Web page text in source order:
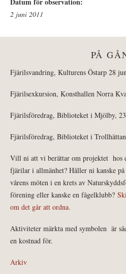
2 juni 2011
PÅ
Fjärilsvandring, Kulturens Östarp 28
Fjärilsexkursion, Konsthallen Norra
Fjärilsföredrag, Biblioteket i Mjölby, 23
Fjärilsföredrag, Biblioteket i
Vill ni att vi berättar om projektet hos
fjärilar i allmänhet? Håller ni kanske
vårens möten i en krets av
förening eller kanske en fågelklubb?
om det går att ordna.
Aktiviteter märkta med symbolen är
en kostnad för.
Arkiv